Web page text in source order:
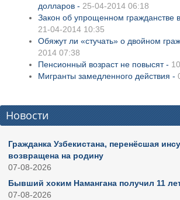
долларов - 25-04-2014 06:18
Закон об упрощенном гражданстве
21-04-2014 10:35
Обяжут ли «стучать» о двойном
2014 07:38
Пенсионный возраст не повысят -
Мигранты замедленного действия -
Новости
Гражданка Узбекистана, перенёсшая
возвращена на родину
07-08-2026
Бывший хоким Намангана получил 11
07-08-2026